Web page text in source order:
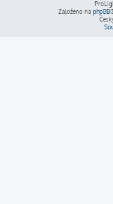
Založeno na phpBB